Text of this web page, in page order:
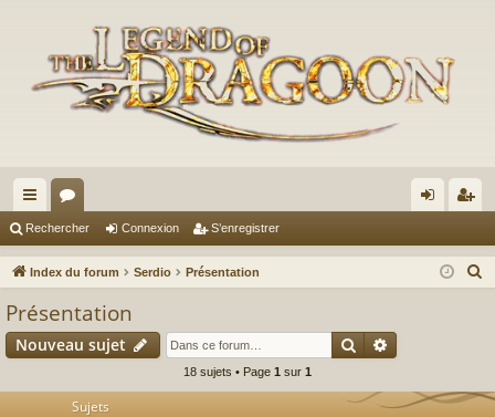
cc
ès
de
or
u ne nr
r
Rechercher Connexion S’enregistrer
Index du forum Serdio Présentation
r
Présentation
Nouveau sujet Rechercher
18 sujets • Page 1 sur 1
Sujets